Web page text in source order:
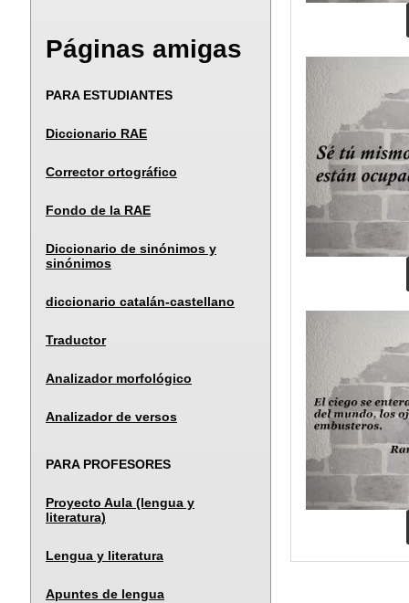
Páginas amigas
PARA ESTUDIANTES
Diccionario RAE
Corrector ortográfico
Fondo de la RAE
Diccionario de sinónimos y
sinónimos
diccionario catalán-castellano
Traductor
Analizador morfológico
Analizador de versos
PARA PROFESORES
Proyecto Aula (lengua y
literatura)
Lengua y literatura
Apuntes de lengua